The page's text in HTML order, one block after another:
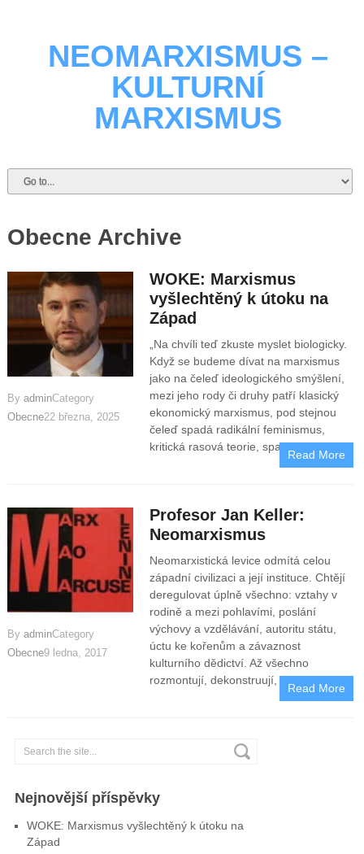
NEOMARXISMUS –
KULTURNÍ
MARXISMUS
Obecne Archive
By adminCategory
Obecne22 března, 2025
WOKE: Marxismus
vyšlechtěný k útoku na
Západ
„Na chvíli teď zkuste myslet biologicky.
Když se budeme dívat na marxismus
jako na čeleď ideologického smýšlení,
mezi jeho rody či druhy patří klasický
ekonomický marxismus, pod stejnou
čeleď spadá radikální feminismus,
kritická rasová teorie, spadá tam
Read More
By adminCategory
Obecne9 ledna, 2017
Profesor Jan Keller:
Neomarxismus
Neomarxistická levice odmítá celou
západní civilizaci a její instituce. Chtějí
deregulovat úplně všechno: vztahy v
rodině a mezi pohlavími, poslání
výchovy a vzdělávání, autoritu státu,
úctu ke kořenům a závaznost
kulturního dědictví. Až všechno
rozmontují, dekonstruují, učiní
Read More
Nejnovější příspěvky
WOKE: Marxismus vyšlechtěný k útoku na
Západ